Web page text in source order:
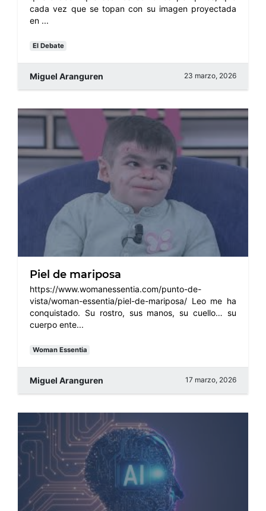
cada vez que se topan con su imagen proyectada
en ...
El Debate
Miguel Aranguren 23 marzo, 2026
Piel de mariposa
https://www.womanessentia.com/punto-de-
vista/woman-essentia/piel-de-mariposa/ Leo me ha
conquistado. Su rostro, sus manos, su cuello… su
cuerpo ente...
Woman Essentia
Miguel Aranguren 17 marzo, 2026